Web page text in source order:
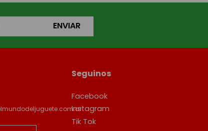
ENVIAR
Seguinos
Facebook
Instagram
Tik Tok